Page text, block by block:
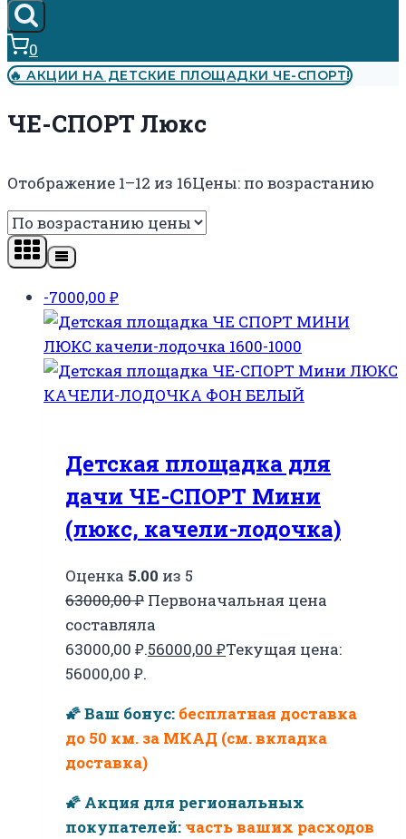
0
🔥 АКЦИИ НА ДЕТСКИЕ ПЛОЩАДКИ ЧЕ-СПОРТ!
ЧЕ-СПОРТ Люкс
Отображение 1–12 из 16Цены: по возрастанию
-7000,00 ₽
Детская площадка для
дачи ЧЕ-СПОРТ Мини
(люкс, качели-лодочка)
Оценка 5.00 из 5
63000,00₽ Первоначальная цена
составляла
63000,00 ₽.56000,00 ₽Текущая цена:
56000,00 ₽.
🌠 Ваш бонус: бесплатная доставка
до 50 км. за МКАД (см. вкладка
доставка)
🌠 Акция для региональных
покупателей: часть ваших расходов